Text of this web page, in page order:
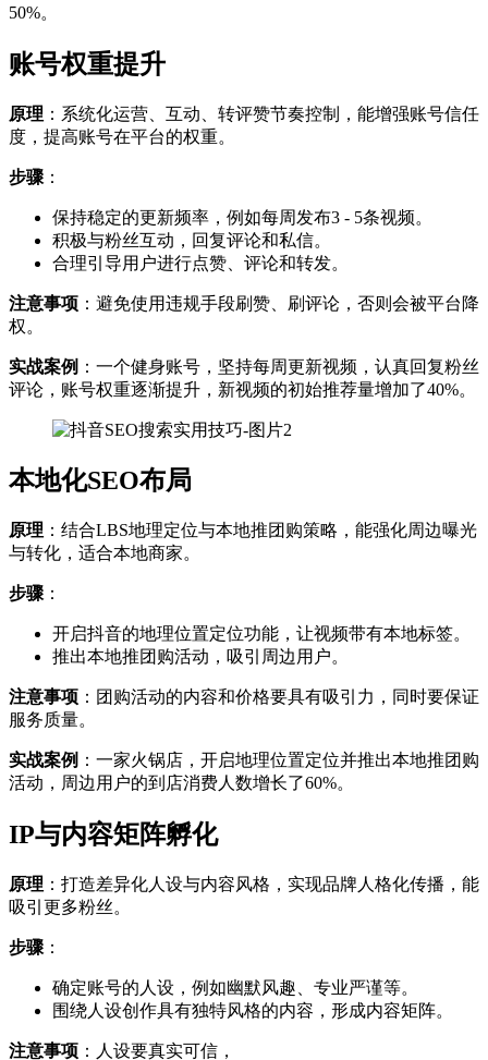
50%。
账号权重提升
原理 ：系统化运营、互动、转评赞节奏控制，能增强账号信任
度，提高账号在平台的权重。
步骤 ：
保持稳定的更新频率，例如每周发布3 - 5条视频。
积极与粉丝互动，回复评论和私信。
合理引导用户进行点赞、评论和转发。
注意事项 ：避免使用违规手段刷赞、刷评论，否则会被平台降
权。
实战案例 ：一个健身账号，坚持每周更新视频，认真回复粉丝
评论，账号权重逐渐提升，新视频的初始推荐量增加了40%。
本地化SEO布局
原理 ：结合LBS地理定位与本地推团购策略，能强化周边曝光
与转化，适合本地商家。
步骤 ：
开启抖音的地理位置定位功能，让视频带有本地标签。
推出本地推团购活动，吸引周边用户。
注意事项 ：团购活动的内容和价格要具有吸引力，同时要保证
服务质量。
实战案例 ：一家火锅店，开启地理位置定位并推出本地推团购
活动，周边用户的到店消费人数增长了60%。
IP与内容矩阵孵化
原理 ：打造差异化人设与内容风格，实现品牌人格化传播，能
吸引更多粉丝。
步骤 ：
确定账号的人设，例如幽默风趣、专业严谨等。
围绕人设创作具有独特风格的内容，形成内容矩阵。
注意事项 ：人设要真实可信，